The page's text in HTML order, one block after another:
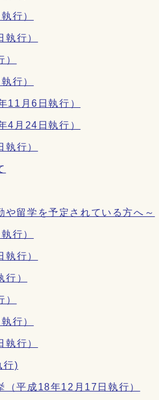
行）
行）
行）
11月6日執行）
4月24日執行）
行）
留学を予定されている方へ～
行）
行）
）
行）
行）
行)
（平成18年12月17日執行）